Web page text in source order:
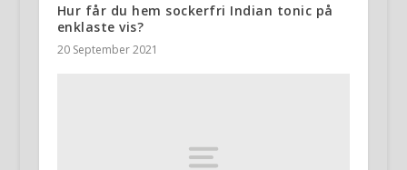
Hur får du hem sockerfri Indian tonic på
enklaste vis?
20 September 2021